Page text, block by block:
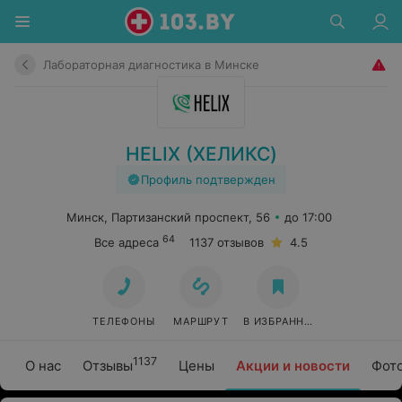
Лабораторная диагностика в Минске
HELIX (ХЕЛИКС)
Профиль подтвержден
О нас Отзывы1137 Цены Акции и новости
Минск, Партизанский проспект, 56
до 17:00
Все адреса 64 1137 отзывов 4.5
ТЕЛЕФОНЫ МАРШРУТ В ИЗБРАННОЕ